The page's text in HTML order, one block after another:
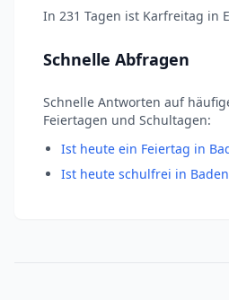
In 231 Tagen ist Karfreitag in
Schnelle Abfragen
Schnelle Antworten auf
Feiertagen und Schultagen:
Ist heute ein Feiertag in
Ist heute schulfrei in